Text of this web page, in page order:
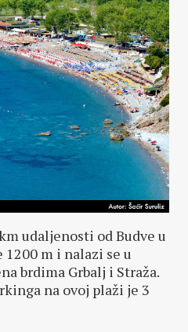
udaljenosti od Budve u
1200 m i nalazi se u
brdima Grbalj i Straža.
na ovoj plaži je 3